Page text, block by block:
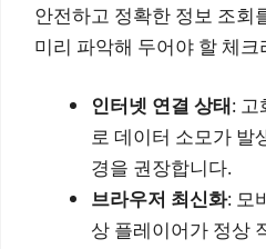
안전하고 정확한 정보 조회
미리 파악해 두어야 할 체
인터넷 연결 상태:
로 데이터 소모가 발
경을 권장합니다.
브라우저 최신화: 모
상 플레이어가 정상